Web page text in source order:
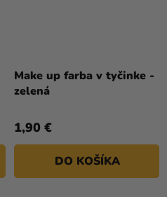
Make up farba v tyčinke -
zelená
1,90 €
DO KOŠÍKA